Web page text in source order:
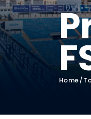
Home